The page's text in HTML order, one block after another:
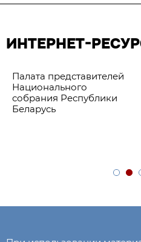
ИНТЕРНЕТ-
Палата представителей
Национального
собрания Республики
Беларусь